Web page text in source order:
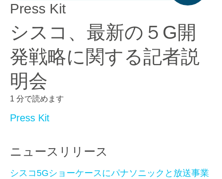
Press Kit
シスコ、最新の５G開
発戦略に関する記者説
明会
1 分で読めます
Press Kit
ニュースリリース
シスコ5Gショーケースにパナソニックと放送事業